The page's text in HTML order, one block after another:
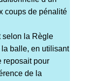
coups de pénalité
selon la Règle
balle, en utilisant
reposait pour
de la